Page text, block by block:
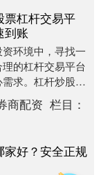
票杠杆交易平
到账
环境中，寻找一
的杠杆交易平台
求。杠杆炒股网
平台，致力于为
商配资 栏目：
好？安全正规